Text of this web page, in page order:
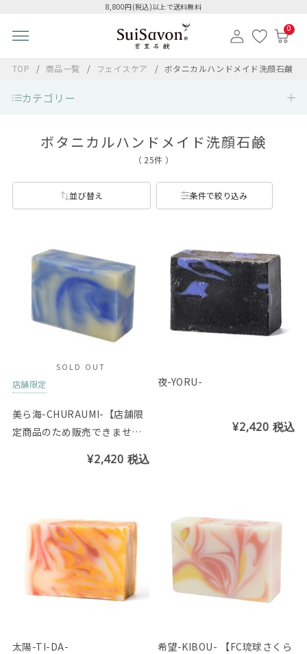
8,800円(税込)以上で送料無料
0
TOP 商品一覧 フェイスケア ボタニカルハンドメイド洗顔石鹸
カテゴリー
ボタニカルハンドメイド洗顔石鹸
（ 25件 ）
並び替え 条件で絞り込み
SOLD OUT
店舗限定
美ら海-CHURAUMI-【店舗限
定商品のため販売できませ
¥2,420 税込
夜-YORU-
¥2,420 税込
太陽-TI-DA-
希望-KIBOU- 【FC琉球さくら